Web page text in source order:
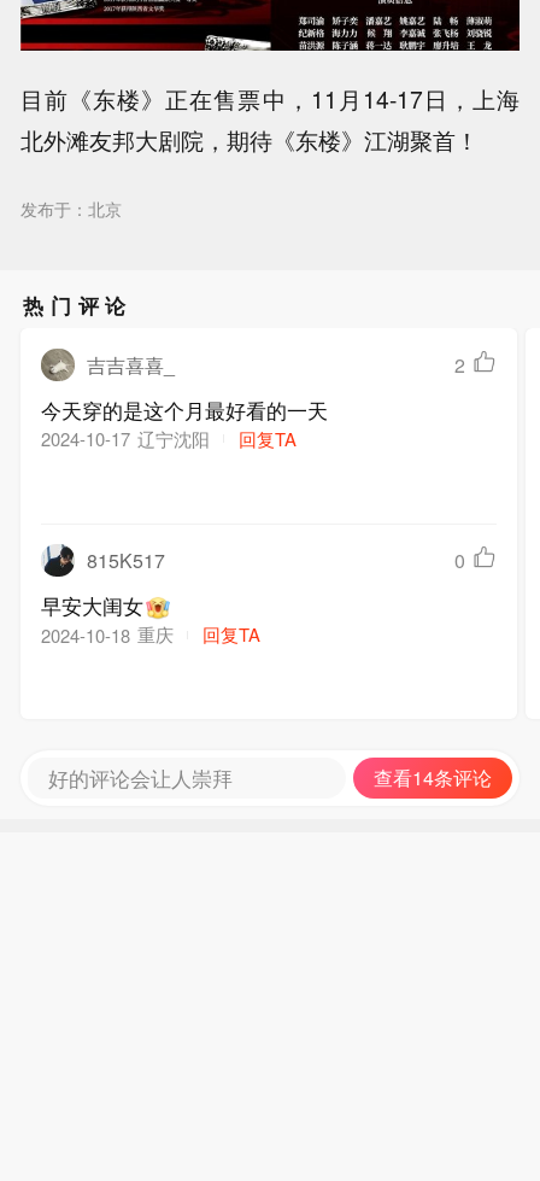
目前《东楼》正在售票中，11月14-17日，上海
北外滩友邦大剧院，期待《东楼》江湖聚首！
发布于：北京
热门评论
吉吉喜喜_ 2
今天穿的是这个月最好看的一天
2024-10-17 辽宁沈阳 回复TA
815K517 0
早安大闺女
2024-10-18 重庆 回复TA
好的评论会让人崇拜 查看14条评论